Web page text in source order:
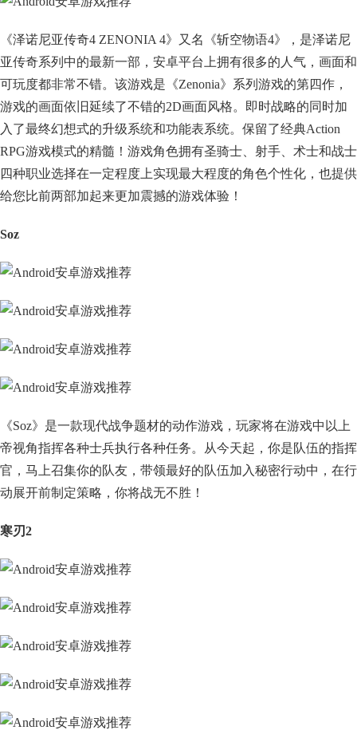
《泽诺尼亚传奇4 ZENONIA 4》又名《斩空物语4》，是泽诺尼
亚传奇系列中的最新一部，安卓平台上拥有很多的人气，画面和
可玩度都非常不错。该游戏是《Zenonia》系列游戏的第四作，
游戏的画面依旧延续了不错的2D画面风格。即时战略的同时加
入了最终幻想式的升级系统和功能表系统。保留了经典Action
RPG游戏模式的精髓！游戏角色拥有圣骑士、射手、术士和战士
四种职业选择在一定程度上实现最大程度的角色个性化，也提供
给您比前两部加起来更加震撼的游戏体验！
Soz
《Soz》是一款现代战争题材的动作游戏，玩家将在游戏中以上
帝视角指挥各种士兵执行各种任务。从今天起，你是队伍的指挥
官，马上召集你的队友，带领最好的队伍加入秘密行动中，在行
动展开前制定策略，你将战无不胜！
寒刃2